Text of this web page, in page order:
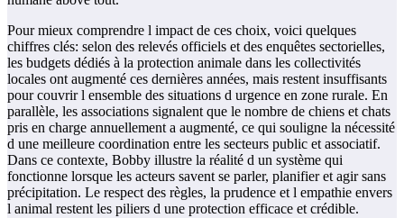
Pour mieux comprendre l impact de ces choix, voici quelques
chiffres clés: selon des relevés officiels et des enquêtes sectorielles,
les budgets dédiés à la protection animale dans les collectivités
locales ont augmenté ces dernières années, mais restent insuffisants
pour couvrir l ensemble des situations d urgence en zone rurale. En
parallèle, les associations signalent que le nombre de chiens et chats
pris en charge annuellement a augmenté, ce qui souligne la nécessité
d une meilleure coordination entre les secteurs public et associatif.
Dans ce contexte, Bobby illustre la réalité d un système qui
fonctionne lorsque les acteurs savent se parler, planifier et agir sans
précipitation. Le respect des règles, la prudence et l empathie envers
l animal restent les piliers d une protection efficace et crédible.